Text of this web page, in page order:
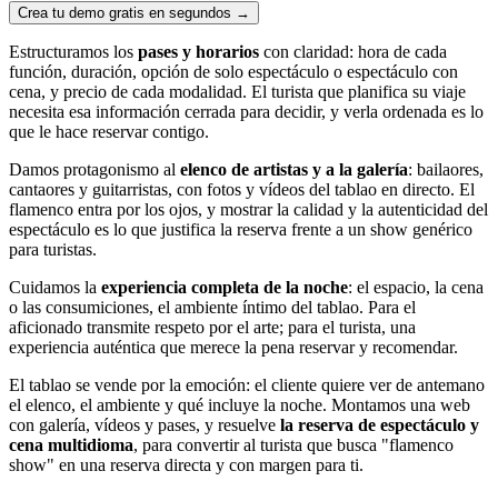
Crea tu demo gratis en segundos →
Estructuramos los pases y horarios con claridad: hora de cada
función, duración, opción de solo espectáculo o espectáculo con
cena, y precio de cada modalidad. El turista que planifica su viaje
necesita esa información cerrada para decidir, y verla ordenada es lo
que le hace reservar contigo.
Damos protagonismo al elenco de artistas y a la galería: bailaores,
cantaores y guitarristas, con fotos y vídeos del tablao en directo. El
flamenco entra por los ojos, y mostrar la calidad y la autenticidad del
espectáculo es lo que justifica la reserva frente a un show genérico
para turistas.
Cuidamos la experiencia completa de la noche: el espacio, la cena
o las consumiciones, el ambiente íntimo del tablao. Para el
aficionado transmite respeto por el arte; para el turista, una
experiencia auténtica que merece la pena reservar y recomendar.
El tablao se vende por la emoción: el cliente quiere ver de antemano
el elenco, el ambiente y qué incluye la noche. Montamos una web
con galería, vídeos y pases, y resuelve la reserva de espectáculo y
cena multidioma, para convertir al turista que busca "flamenco
show" en una reserva directa y con margen para ti.